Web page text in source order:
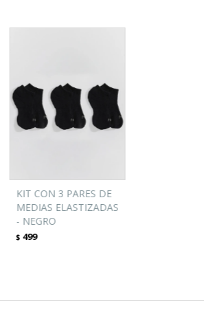
KIT CON 3 PARES DE
MEDIAS ELASTIZADAS
- NEGRO
$ 499